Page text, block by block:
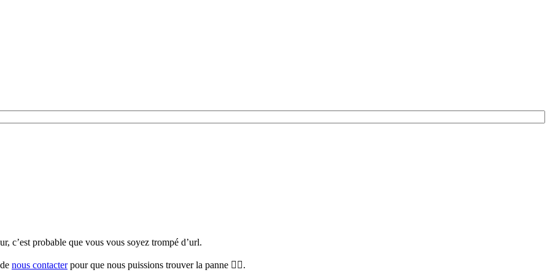
c’est probable que vous vous soyez trompé d’url.
nous contacterpour que nous puissions trouver la panne 🕵️‍♀️.